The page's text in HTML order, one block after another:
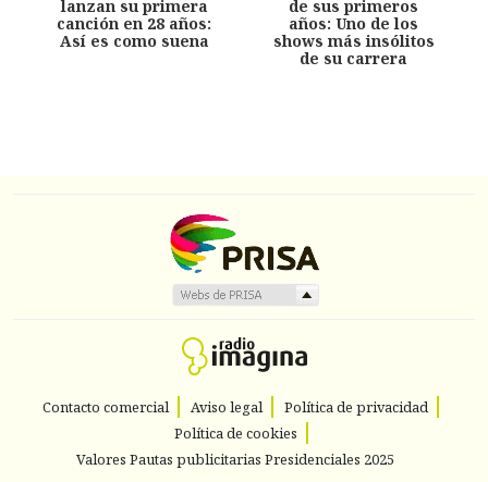
lanzan su primera
canción en 28 años:
Así es como suena
de sus primeros
años: Uno de los
shows más insólitos
de su carrera
Contacto comercial Aviso legal
Política de privacidad
Política de cookies
Valores Pautas publicitarias Presidenciales 2025